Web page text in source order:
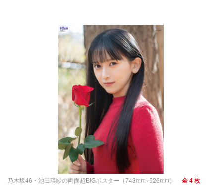
乃木坂46・池田瑛紗の両面超BIGポスター（743mm×526mm） 全 4 枚